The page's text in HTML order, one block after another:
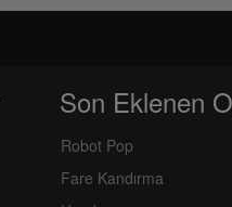
Son Eklenen
Robot Pop
Fare Kandırma